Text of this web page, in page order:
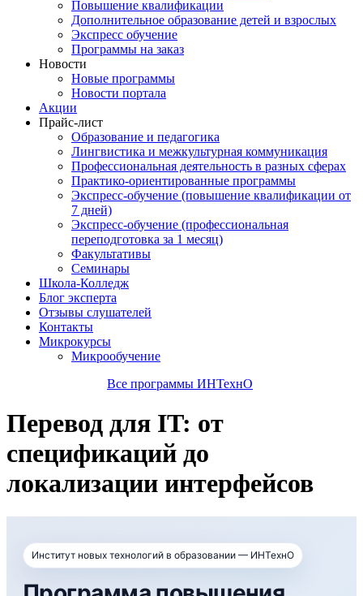
Повышение квалификации
Дополнительное образование детей и взрослых
Экспресс обучение
Программы на заказ
Новости
Новые программы
Новости портала
Акции
Прайс-лист
Образование и педагогика
Лингвистика и межкультурная коммуникация
Профессиональная деятельность в разных сферах
Практико-ориентированные программы
Экспресс-обучение (повышение квалификации от
7 дней)
Экспресс-обучение (профессиональная
переподготовка за 1 месяц)
Факультативы
Семинары
Школа-Колледж
Блог эксперта
Отзывы слушателей
Контакты
Микрокурсы
Микрообучение
Все программы ИНТехнО
Перевод для IT: от
спецификаций до
локализации интерфейсов
Институт новых технологий в образовании — ИНТехнО